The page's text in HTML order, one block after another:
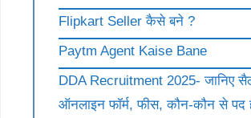
Flipkart Seller कैसे बने ?
Paytm Agent Kaise Bane
DDA Recruitment 2025- जानिए
ऑनलाइन फॉर्म, फीस, कौन-कौन से पद